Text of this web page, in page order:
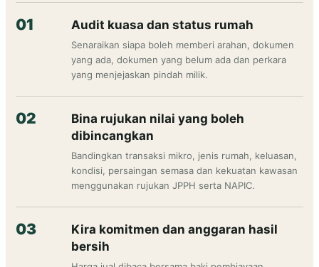
Audit kuasa dan status rumah
Senaraikan siapa boleh memberi arahan, dokumen
yang ada, dokumen yang belum ada dan perkara
yang menjejaskan pindah milik.
Bina rujukan nilai yang boleh
dibincangkan
Bandingkan transaksi mikro, jenis rumah, keluasan,
kondisi, persaingan semasa dan kekuatan kawasan
menggunakan rujukan JPPH serta NAPIC.
Kira komitmen dan anggaran hasil
bersih